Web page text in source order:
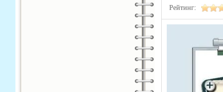
Рейтинг: